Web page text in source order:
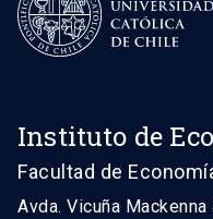
Instituto de
Facultad de
Avda. Vicuña